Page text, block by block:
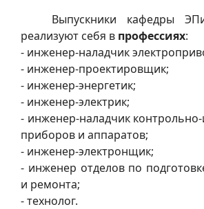
Выпускники кафедры
реализуют себя в профессиях:
- инженер-наладчик
- инженер-проектировщик;
- инженер-энергетик;
- инженер-электрик;
- инженер-наладчик
приборов и аппаратов;
- инженер-электронщик;
- инженер отделов по
и ремонта;
- технолог.